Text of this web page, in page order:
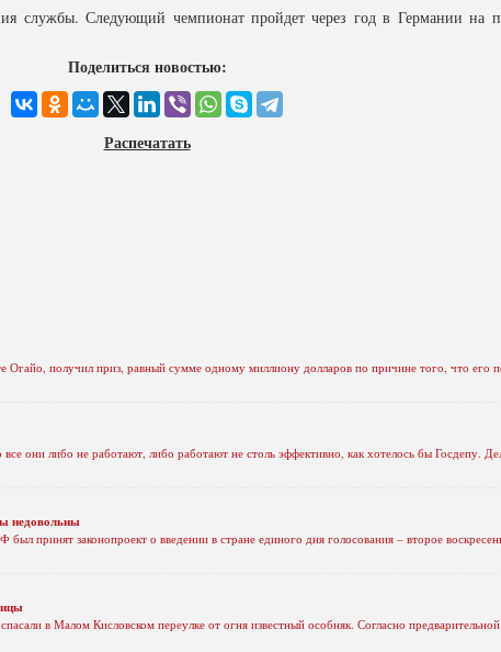
службы. Следующий чемпионат пройдет через год в Германии на
Поделиться новостью:
Распечатать
получил приз, равный сумме одному миллиону долларов по причине того, что его
они либо не работают, либо работают не столь эффективно, как хотелось бы Госдепу.
недовольны
принят законопроект о введении в стране единого дня голосования – второе
в Малом Кисловском переулке от огня известный особняк. Согласно